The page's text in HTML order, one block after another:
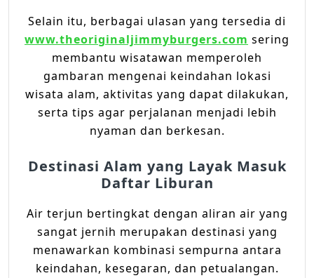
Selain itu, berbagai ulasan yang tersedia di
www.theoriginaljimmyburgers.com sering
membantu wisatawan memperoleh
gambaran mengenai keindahan lokasi
wisata alam, aktivitas yang dapat dilakukan,
serta tips agar perjalanan menjadi lebih
nyaman dan berkesan.
Destinasi Alam yang Layak Masuk
Daftar Liburan
Air terjun bertingkat dengan aliran air yang
sangat jernih merupakan destinasi yang
menawarkan kombinasi sempurna antara
keindahan, kesegaran, dan petualangan.